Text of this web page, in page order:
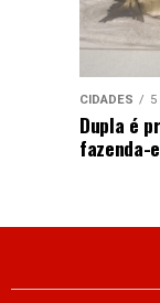
CIDADES
Dupla é
fazenda-